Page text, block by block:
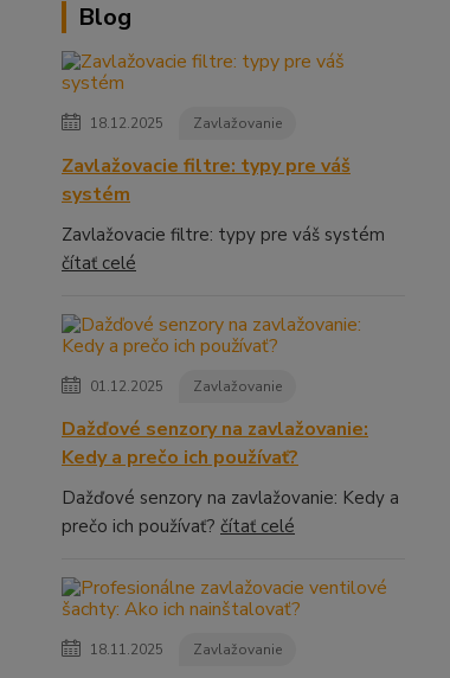
Blog
18.12.2025 Zavlažovanie
Zavlažovacie filtre: typy pre váš
systém
Zavlažovacie filtre: typy pre váš systém
čítať celé
01.12.2025 Zavlažovanie
Dažďové senzory na zavlažovanie:
Kedy a prečo ich používať?
Dažďové senzory na zavlažovanie: Kedy a
prečo ich používať? čítať celé
18.11.2025 Zavlažovanie